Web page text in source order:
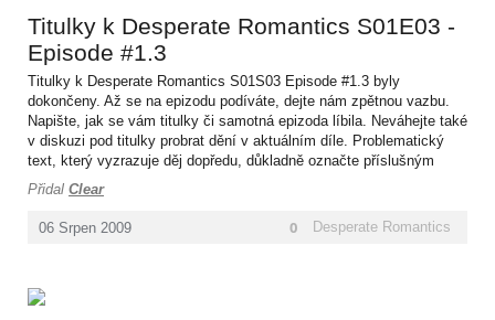
06 Srpen 2009
Titulky k Desperate Romantics S01E03 -
Episode #1.3
Titulky k Desperate Romantics S01S03 Episode #1.3 byly
dokončeny. Až se na epizodu podíváte, dejte nám zpětnou vazbu.
Napište, jak se vám titulky či samotná epizoda líbila. Neváhejte také
v diskuzi pod titulky probrat dění v aktuálním díle. Problematický
text, který vyzrazuje děj dopředu, důkladně označte příslušným
tlačítkem SPOILER. Přejeme vám příjemnou zábavu při sledování.
Přidal Clear
0 Desperate Romantics